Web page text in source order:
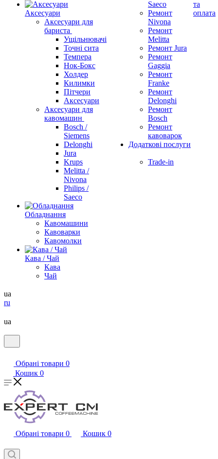
Аксесуари
Аксесуари для
бариста
Ущільнювачі
Точні сита
Темпера
Нок-Бокс
Холдер
Килимки
Пітчери
Аксесуари
Аксесуари для
кавомашин
Bosch /
Siemens
Delonghi
Jura
Krups
Melitta /
Nivona
Philips /
Saeco
Обладнання
Кавомашини
Кавоварки
Кавомолки
Кава / Чай
Кава
Чай
Saeco
Ремонт
Nivona
Ремонт
Melitta
Ремонт Jura
Ремонт
Gaggia
Ремонт
Franke
Ремонт
Delonghi
Ремонт
Bosch
Ремонт
кавоварок
Додаткові послуги
Trade-in
та
оплата
ua
ru
ua
Обрані товари 0
Кошик 0
Обрані товари 0 Кошик 0